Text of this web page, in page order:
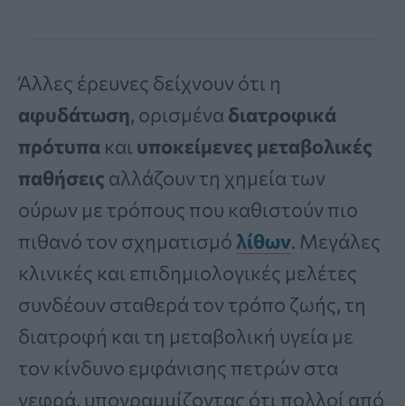
Άλλες έρευνες δείχνουν ότι η
αφυδάτωση, ορισμένα διατροφικά
πρότυπα και υποκείμενες μεταβολικές
παθήσεις αλλάζουν τη χημεία των
ούρων με τρόπους που καθιστούν πιο
πιθανό τον σχηματισμό λίθων. Μεγάλες
κλινικές και επιδημιολογικές μελέτες
συνδέουν σταθερά τον τρόπο ζωής, τη
διατροφή και τη μεταβολική υγεία με
τον κίνδυνο εμφάνισης πετρών στα
νεφρά, υπογραμμίζοντας ότι πολλοί από